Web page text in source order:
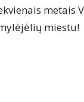
metais
miestu!